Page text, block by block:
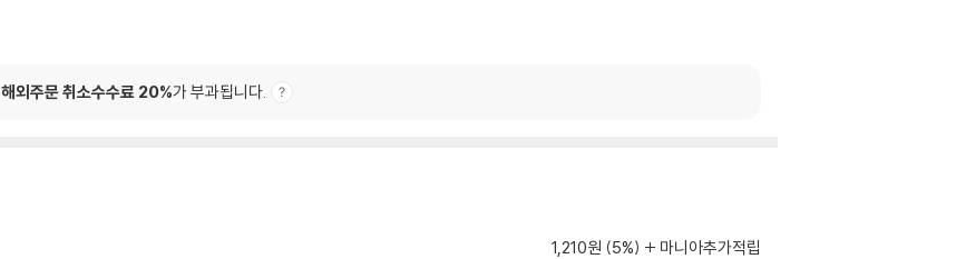
해외주문 취소수수료 20%가 부과됩니다.
1,210원 (5%) 마니아추가적립